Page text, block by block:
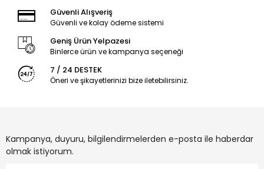
Güvenli Alışveriş
Güvenli ve kolay ödeme sistemi
Geniş Ürün Yelpazesi
Binlerce ürün ve kampanya seçeneği
7 / 24 DESTEK
Öneri ve şikayetlerinizi bize iletebilirsiniz.
Kampanya, duyuru, bilgilendirmelerden e-posta ile haberdar
olmak istiyorum.